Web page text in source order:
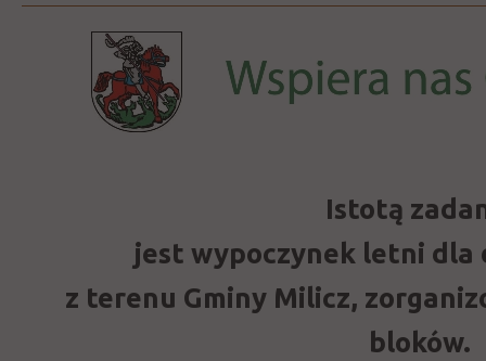
Istotą
jest wypoczynek letni dla
z terenu Gminy Milicz,
bloków.